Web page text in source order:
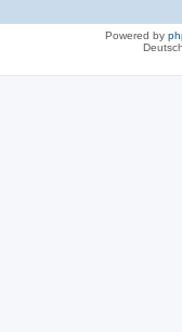
Powered by